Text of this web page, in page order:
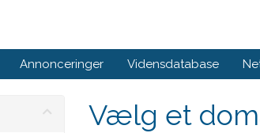
Annonceringer Vidensdatabase
Vælg et